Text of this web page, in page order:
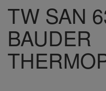
TW SAN
BAUDER